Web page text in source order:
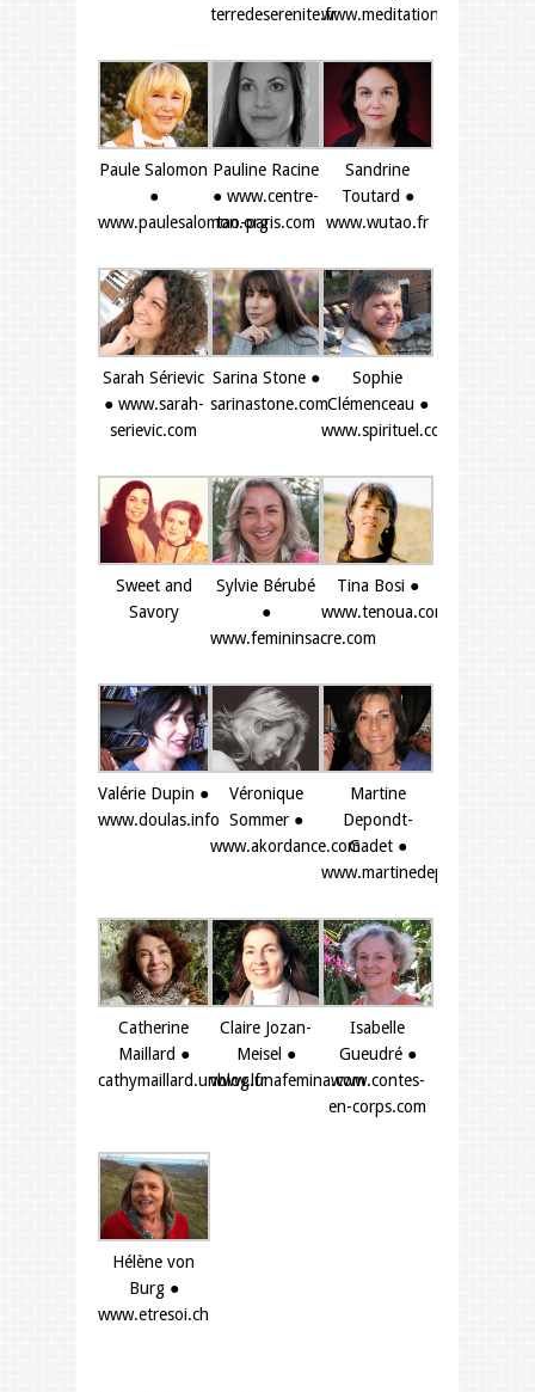
terredeserenite.frwww.meditationfrance.com
Paule Salomon
●
www.paulesalomon.org
Pauline Racine
● www.centre-
tao-paris.com
Sandrine
Toutard ●
www.wutao.fr
Sarah Sérievic
● www.sarah-
serievic.com
Sarina Stone ●
sarinastone.com
Sophie
Clémenceau ●
www.spirituel.com
Sweet and
Savory
Sylvie Bérubé
●
www.femininsacre.com
Tina Bosi ●
www.tenoua.com
Valérie Dupin ●
www.doulas.info
Véronique
Sommer ●
www.akordance.com
Martine
Depondt-
Gadet ●
Catherine
Maillard ●
cathymaillard.unblog.fr
Claire Jozan-
Meisel ●
www.lunafemina.com
Isabelle
Gueudré ●
www.contes-
en-corps.com
Hélène von
Burg ●
www.etresoi.ch